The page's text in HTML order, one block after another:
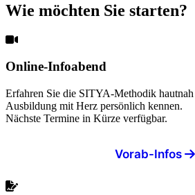
Wie möchten Sie starten?
Online-Infoabend
Erfahren Sie die SITYA-Methodik
Ausbildung mit Herz persönlich kennen.
Nächste Termine in Kürze verfügbar.
Vorab-Infos